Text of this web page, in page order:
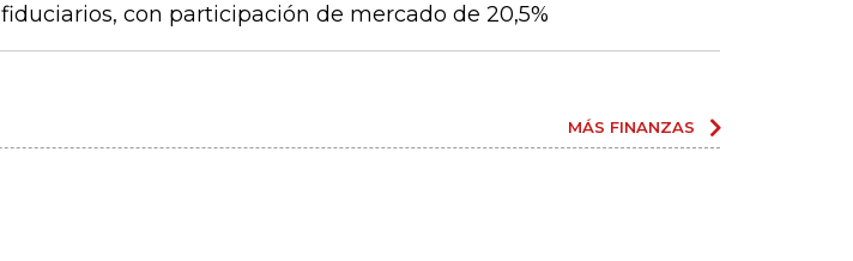
fiduciarios, con participación de mercado de 20,5%
MÁS FINANZAS